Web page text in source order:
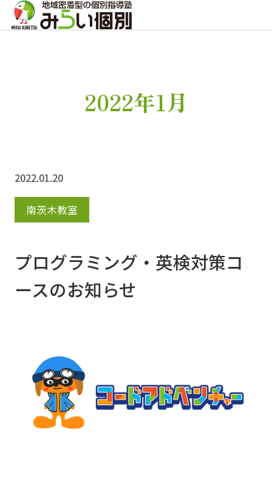
2022年1月
2022.01.20
南茨木教室
プログラミング・英検対策コ
ースのお知らせ